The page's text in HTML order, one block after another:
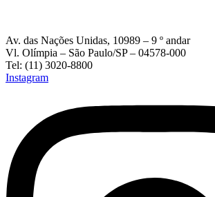
Av. das Nações Unidas, 10989 – 9 º andar
Vl. Olímpia – São Paulo/SP – 04578-000
Tel: (11) 3020-8800
Instagram